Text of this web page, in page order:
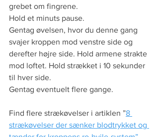
grebet om fingrene.
Hold et minuts pause.
Gentag øvelsen, hvor du denne gang
svajer kroppen mod venstre side og
derefter højre side. Hold armene strakte
mod loftet. Hold strækket i 10 sekunder
til hver side.
Gentag eventuelt flere gange.
Find flere strækøvelser i artiklen ”8
strækøvelser der sænker blodtrykket og